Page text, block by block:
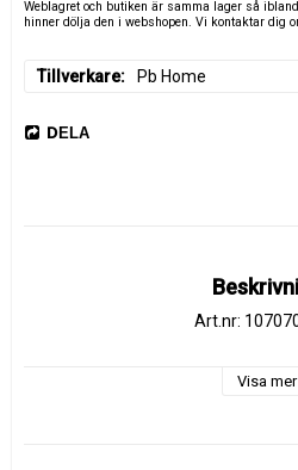
Weblagret och butiken är samma lager så
hinner dölja den i webshopen. Vi kontaktar dig
Tillverkare Pb Home
DELA
Art.nr:
Visa mer